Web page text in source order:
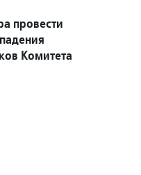
провести
Комитета